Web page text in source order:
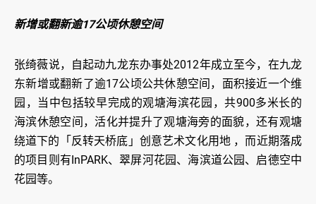
新增或翻新逾17公顷休憩空间
张绮薇说，自起动九龙东办事处2012年成立至今，在九龙
东新增或翻新了逾17公顷公共休憩空间，面积接近一个维
园，当中包括较早完成的观塘海滨花园，共900多米长的
海滨休憩空间，活化并提升了观塘海旁的面貌，还有观塘
绕道下的「反转天桥底」创意艺术文化用地 ，而近期落成
的项目则有InPARK、翠屏河花园、海滨道公园、启德空中
花园等。